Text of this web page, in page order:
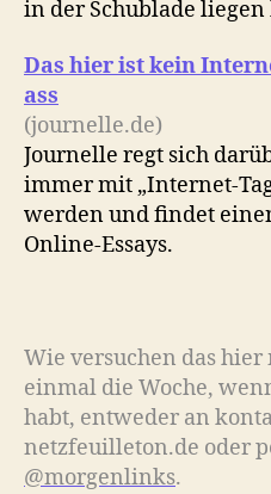
in der Schublade liegen
Das hier ist kein
ass
(journelle.de)
Journelle regt sich
immer mit „Internet-
werden und findet
Online-Essays.
Wie versuchen das
einmal die Woche,
habt, entweder an
netzfeuilleton.de oder
@morgenlinks.